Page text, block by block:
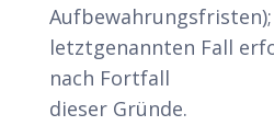
letztgenannten Fall
nach Fortfall
dieser Gründe.